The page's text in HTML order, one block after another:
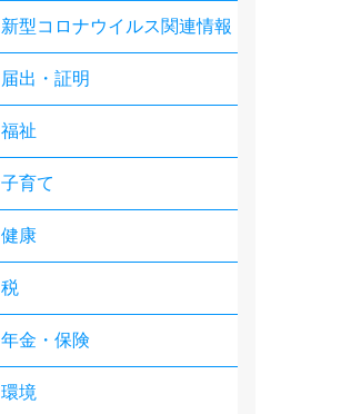
新型コロナウイルス関連情報
届出・証明
福祉
子育て
健康
税
年金・保険
環境